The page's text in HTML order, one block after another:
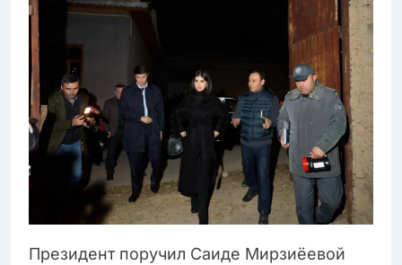
Президент поручил Саиде Мирзиёевой